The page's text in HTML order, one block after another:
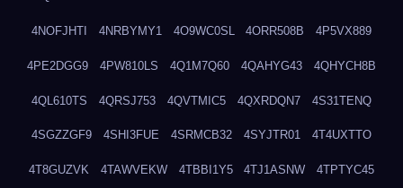
4NOFJHTI 4NRBYMY1 4O9WC0SL 4ORR508B 4P5VX889
4PE2DGG9 4PW810LS 4Q1M7Q60 4QAHYG43 4QHYCH8B
4QL610TS 4QRSJ753 4QVTMIC5 4QXRDQN7 4S31TENQ
4SGZZGF9 4SHI3FUE 4SRMCB32 4SYJTR01 4T4UXTTO
4T8GUZVK 4TAWVEKW 4TBBI1Y5 4TJ1ASNW 4TPTYC45